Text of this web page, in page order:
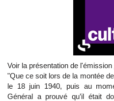
Voir la présentation de l'émission
"Que ce soit lors de la montée
le 18 juin 1940, puis au
Général a prouvé qu’il était